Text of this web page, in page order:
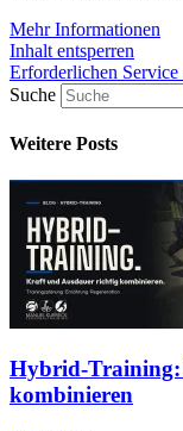
Mehr Informationen
Inhalt entsperren
Erforderlichen Service
Suche
Weitere Posts
Hybrid-
kombinieren